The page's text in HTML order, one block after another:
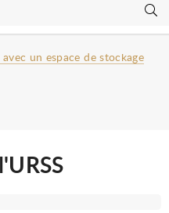
un espace de stockage